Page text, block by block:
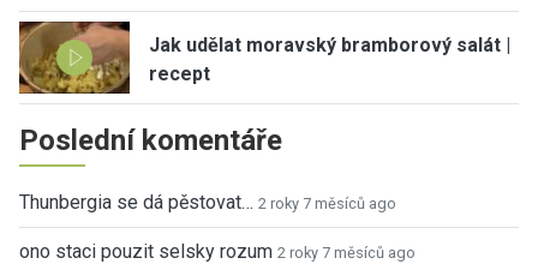
Jak udělat moravský bramborový salát |
recept
Poslední komentáře
Thunbergia se dá pěstovat… 2 roky 7 měsíců ago
ono staci pouzit selsky rozum 2 roky 7 měsíců ago